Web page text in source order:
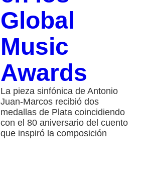
Global
Music
Awards
La pieza sinfónica de Antonio
Juan-Marcos recibió dos
medallas de Plata coincidiendo
con el 80 aniversario del cuento
que inspiró la composición